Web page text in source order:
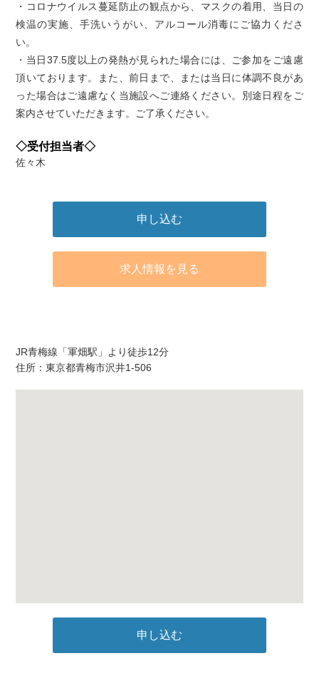
・コロナウイルス蔓延防止の観点から、マスクの着用、当日の
検温の実施、手洗いうがい、アルコール消毒にご協力くださ
い。
・当日37.5度以上の発熱が見られた場合には、ご参加をご遠慮
頂いております。また、前日まで、または当日に体調不良があ
った場合はご遠慮なく当施設へご連絡ください。別途日程をご
案内させていただきます。ご了承ください。
◇受付担当者◇
佐々木
申し込む
求人情報を見る
JR青梅線「軍畑駅」より徒歩12分
住所：東京都青梅市沢井1-506
申し込む